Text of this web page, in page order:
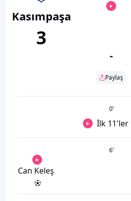
Kasımpaşa
3
-
Paylaş
0’
İlk 11'ler
6’
Can Keleş